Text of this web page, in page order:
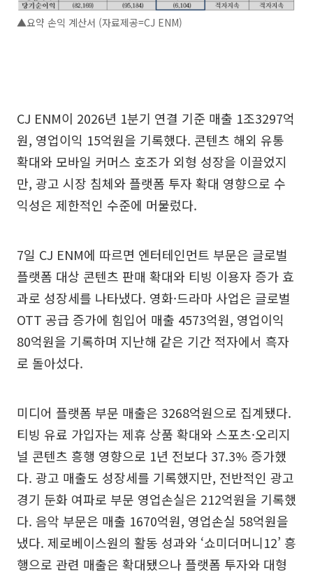
▲요약 손익 계산서 (자료제공=CJ ENM)
CJ ENM이 2026년 1분기 연결 기준 매출 1조3297억
원, 영업이익 15억원을 기록했다. 콘텐츠 해외 유통
확대와 모바일 커머스 호조가 외형 성장을 이끌었지
만, 광고 시장 침체와 플랫폼 투자 확대 영향으로 수
익성은 제한적인 수준에 머물렀다.
7일 CJ ENM에 따르면 엔터테인먼트 부문은 글로벌
플랫폼 대상 콘텐츠 판매 확대와 티빙 이용자 증가 효
과로 성장세를 나타냈다. 영화·드라마 사업은 글로벌
OTT 공급 증가에 힘입어 매출 4573억원, 영업이익
80억원을 기록하며 지난해 같은 기간 적자에서 흑자
로 돌아섰다.
미디어 플랫폼 부문 매출은 3268억원으로 집계됐다.
티빙 유료 가입자는 제휴 상품 확대와 스포츠·오리지
널 콘텐츠 흥행 영향으로 1년 전보다 37.3% 증가했
다. 광고 매출도 성장세를 기록했지만, 전반적인 광고
경기 둔화 여파로 부문 영업손실은 212억원을 기록했
다. 음악 부문은 매출 1670억원, 영업손실 58억원을
냈다. 제로베이스원의 활동 성과와 ‘쇼미더머니12’ 흥
행으로 관련 매출은 확대됐으나 플랫폼 투자와 대형